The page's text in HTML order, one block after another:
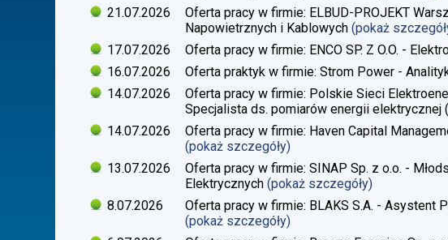
21.07.2026
Oferta pracy w firmie: ELBUD-PROJEKT
Napowietrznych i Kablowych (pokaż
17.07.2026
Oferta pracy w firmie: ENCO SP. Z O.O. -
16.07.2026
Oferta praktyk w firmie: Strom Power -
14.07.2026
Oferta pracy w firmie: Polskie Sieci
Specjalista ds. pomiarów energii elektrycznej​
14.07.2026
Oferta pracy w firmie: Haven Capital
(pokaż szczegóły)
13.07.2026
Oferta pracy w firmie: SINAP Sp. z o.o. -
Elektrycznych (pokaż szczegóły)
8.07.2026
Oferta pracy w firmie: BLAKS S.A. - Asystent
(pokaż szczegóły)